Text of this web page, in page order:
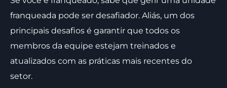
franqueada pode ser desafiador. Aliás, um dos
principais desafios é garantir que todos os
membros da equipe estejam treinados e
atualizados com as práticas mais recentes do
setor.